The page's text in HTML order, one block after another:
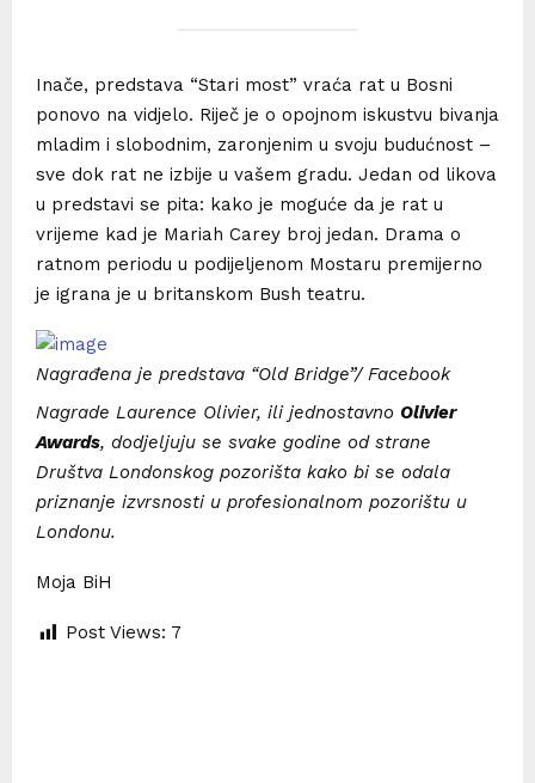
Inače, predstava “Stari most” vraća rat u Bosni
ponovo na vidjelo. Riječ je o opojnom iskustvu bivanja
mladim i slobodnim, zaronjenim u svoju budućnost –
sve dok rat ne izbije u vašem gradu. Jedan od likova
u predstavi se pita: kako je moguće da je rat u
vrijeme kad je Mariah Carey broj jedan. Drama o
ratnom periodu u podijeljenom Mostaru premijerno
je igrana je u britanskom Bush teatru.
Nagrađena je predstava “Old Bridge”/ Facebook
Nagrade Laurence Olivier, ili jednostavno Olivier
Awards, dodjeljuju se svake godine od strane
Društva Londonskog pozorišta kako bi se odala
priznanje izvrsnosti u profesionalnom pozorištu u
Londonu.
Moja BiH
Post Views: 7